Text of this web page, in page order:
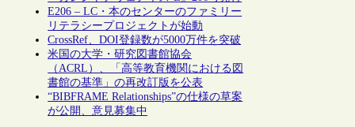
E206 – LC・本のセンターのファミリー
リテラシープロジェクトが始動
CrossRef、DOI登録数が5000万件を突破
米国の大学・研究図書館協会
（ACRL）、「高等教育機関における図
書館の基準」の再改訂版を公表
“BIBFRAME Relationships”の仕様の草案
が公開、意見募集中